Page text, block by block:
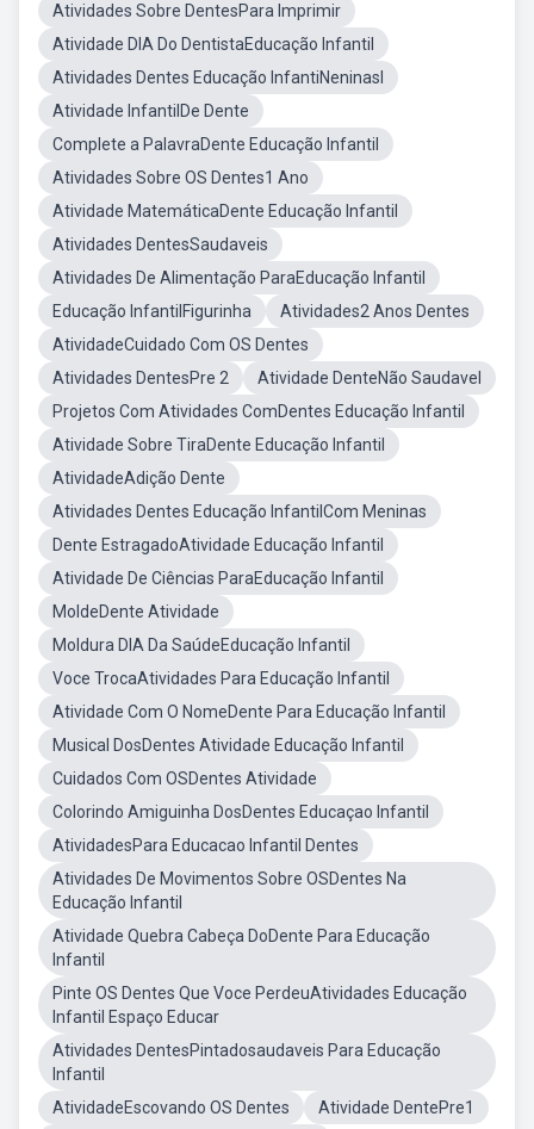
Atividades Sobre DentesPara Imprimir
Atividade DIA Do DentistaEducação Infantil
Atividades Dentes Educação InfantiNeninasl
Atividade InfantilDe Dente
Complete a PalavraDente Educação Infantil
Atividades Sobre OS Dentes1 Ano
Atividade MatemáticaDente Educação Infantil
Atividades DentesSaudaveis
Atividades De Alimentação ParaEducação Infantil
Educação InfantilFigurinha
Atividades2 Anos Dentes
AtividadeCuidado Com OS Dentes
Atividades DentesPre 2
Atividade DenteNão Saudavel
Projetos Com Atividades ComDentes Educação Infantil
Atividade Sobre TiraDente Educação Infantil
AtividadeAdição Dente
Atividades Dentes Educação InfantilCom Meninas
Dente EstragadoAtividade Educação Infantil
Atividade De Ciências ParaEducação Infantil
MoldeDente Atividade
Moldura DIA Da SaúdeEducação Infantil
Voce TrocaAtividades Para Educação Infantil
Atividade Com O NomeDente Para Educação Infantil
Musical DosDentes Atividade Educação Infantil
Cuidados Com OSDentes Atividade
Colorindo Amiguinha DosDentes Educaçao Infantil
AtividadesPara Educacao Infantil Dentes
Atividades De Movimentos Sobre OSDentes Na
Educação Infantil
Atividade Quebra Cabeça DoDente Para Educação
Infantil
Pinte OS Dentes Que Voce PerdeuAtividades Educação
Infantil Espaço Educar
Atividades DentesPintadosaudaveis Para Educação
Infantil
AtividadeEscovando OS Dentes
Atividade DentePre1